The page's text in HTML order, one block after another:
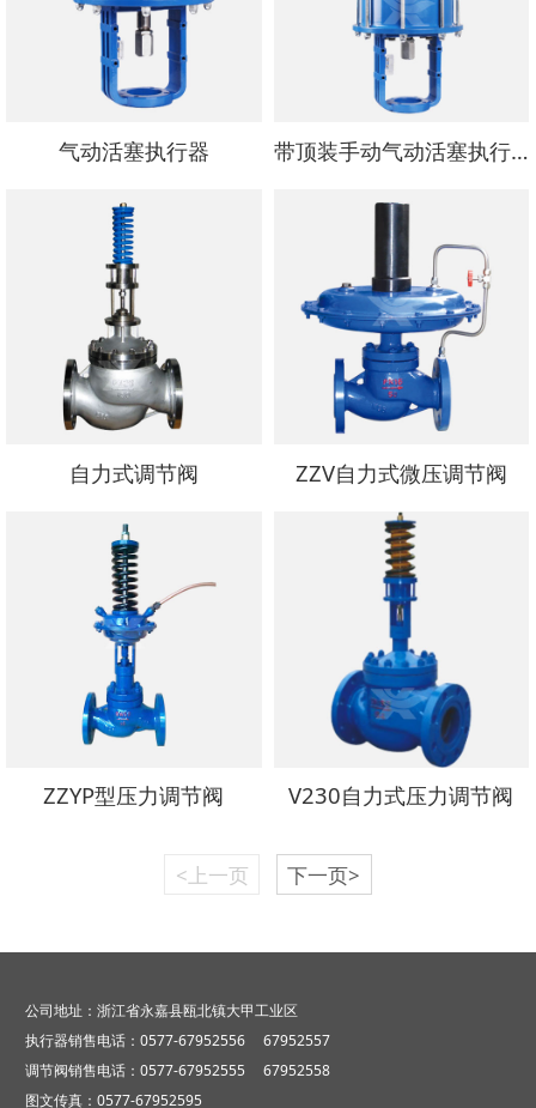
气动活塞执行器 带顶装手动气动活塞执行器
自力式调节阀 ZZV自力式微压调节阀
ZZYP型压力调节阀 V230自力式压力调节阀
<上一页 下一页>
公司地址：浙江省永嘉县瓯北镇大甲工业区
执行器销售电话：0577-67952556 67952557
调节阀销售电话：0577-67952555 67952558
图文传真：0577-67952595